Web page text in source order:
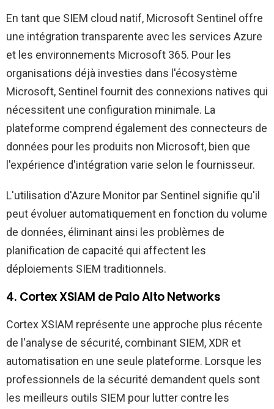
En tant que SIEM cloud natif, Microsoft Sentinel offre
une intégration transparente avec les services Azure
et les environnements Microsoft 365. Pour les
organisations déjà investies dans l'écosystème
Microsoft, Sentinel fournit des connexions natives qui
nécessitent une configuration minimale. La
plateforme comprend également des connecteurs de
données pour les produits non Microsoft, bien que
l'expérience d'intégration varie selon le fournisseur.
L'utilisation d'Azure Monitor par Sentinel signifie qu'il
peut évoluer automatiquement en fonction du volume
de données, éliminant ainsi les problèmes de
planification de capacité qui affectent les
déploiements SIEM traditionnels.
4. Cortex XSIAM de Palo Alto Networks
Cortex XSIAM représente une approche plus récente
de l'analyse de sécurité, combinant SIEM, XDR et
automatisation en une seule plateforme. Lorsque les
professionnels de la sécurité demandent quels sont
les meilleurs outils SIEM pour lutter contre les